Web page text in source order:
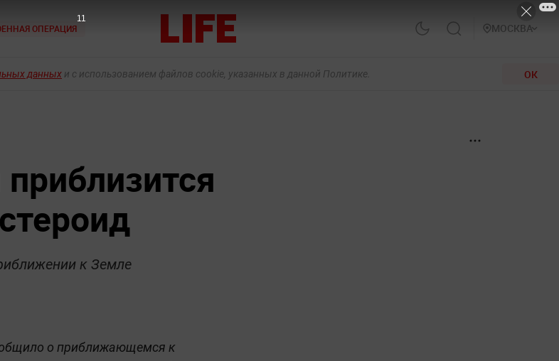
ОПЕРАЦИЯ МОСКВА
данных и с использованием файлов cookie, указанных в данной Политике. ОК
к Земле
о приближающемся к
9